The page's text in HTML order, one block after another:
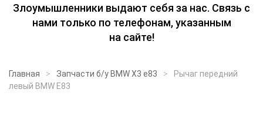
Злоумышленники выдают себя за нас. Связь с
нами только по телефонам, указанным
на сайте!
Главная Запчасти б/у BMW X3 e83
Рычаг передний
левый BMW E83